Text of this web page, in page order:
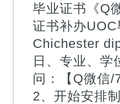
毕业证书《Q
证书补办
Chichester
日、专业、学
问：【Q微信/
2、开始安排